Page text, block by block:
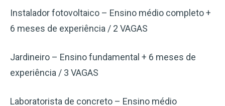
Instalador fotovoltaico – Ensino médio completo +
6 meses de experiência / 2 VAGAS
Jardineiro – Ensino fundamental + 6 meses de
experiência / 3 VAGAS
Laboratorista de concreto – Ensino médio